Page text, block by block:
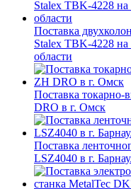
Поставка
Stalex TBK-4228
области
Поставка токарно-
DRO в г. Омск
Поставка
LSZ4040 в г.